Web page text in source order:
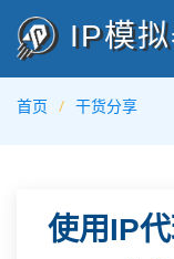
IP模拟
首页 干货分享
使用IP